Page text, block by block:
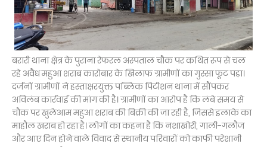
बरारी थाना क्षेत्र के पुराना रेफरल अस्पताल चौक पर कथित रूप से चल
रहे अवैध महुआ शराब कारोबार के खिलाफ ग्रामीणों का गुस्सा फूट पड़ा।
दर्जनों ग्रामीणों ने हस्ताक्षरयुक्त पब्लिक पिटीशन थाना में सौंपकर
अविलंब कार्रवाई की मांग की है। ग्रामीणों का आरोप है कि लंबे समय से
चौक पर खुलेआम महुआ शराब की बिक्री की जा रही है, जिससे इलाके का
माहौल खराब हो रहा है। लोगों का कहना है कि नशाखोरी, गाली-गलौज
और आए दिन होने वाले विवाद से स्थानीय परिवारों को काफी परेशानी